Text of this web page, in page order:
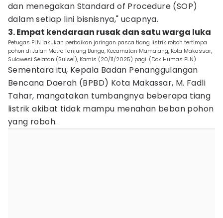
dan menegakan Standard of Procedure (SOP)
dalam setiap lini bisnisnya," ucapnya.
3. Empat kendaraan rusak dan satu warga luka
Petugas PLN lakukan perbaikan jaringan pasca tiang listrik roboh tertimpa
pohon di Jalan Metro Tanjung Bunga, Kecamatan Mamajang, Kota Makassar,
Sulawesi Selatan (Sulsel), Kamis (20/11/2025) pagi. (Dok Humas PLN)
Sementara itu, Kepala Badan Penanggulangan
Bencana Daerah (BPBD) Kota Makassar, M. Fadli
Tahar, mangatakan tumbangnya beberapa tiang
listrik akibat tidak mampu menahan beban pohon
yang roboh.